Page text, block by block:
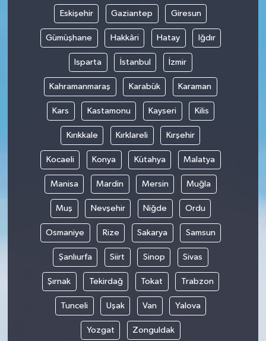
Eskişehir Gaziantep Giresun
Gümüşhane Hakkâri Hatay Iğdır
Isparta İstanbul İzmir
Kahramanmaraş Karabük Karaman
Kars Kastamonu Kayseri Kilis
Kırıkkale Kırklareli Kırşehir
Kocaeli Konya Kütahya Malatya
Manisa Mardin Mersin Muğla
Muş Nevşehir Niğde Ordu
Osmaniye Rize Sakarya Samsun
Şanlıurfa Siirt Sinop Sivas
Şırnak Tekirdağ Tokat Trabzon
Tunceli Uşak Van Yalova
Yozgat Zonguldak